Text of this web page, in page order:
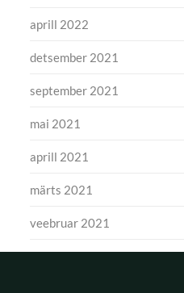
aprill 2022
detsember 2021
september 2021
mai 2021
aprill 2021
märts 2021
veebruar 2021